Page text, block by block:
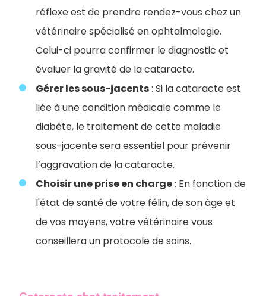
réflexe est de prendre rendez-vous chez un
vétérinaire spécialisé en ophtalmologie.
Celui-ci pourra confirmer le diagnostic et
évaluer la gravité de la cataracte.
Gérer les sous-jacents: Si la cataracte est
liée à une condition médicale comme le
diabète, le traitement de cette maladie
sous-jacente sera essentiel pour prévenir
l’aggravation de la cataracte.
Choisir une prise en charge: En fonction de
l'état de santé de votre félin, de son âge et
de vos moyens, votre vétérinaire vous
conseillera un protocole de soins.